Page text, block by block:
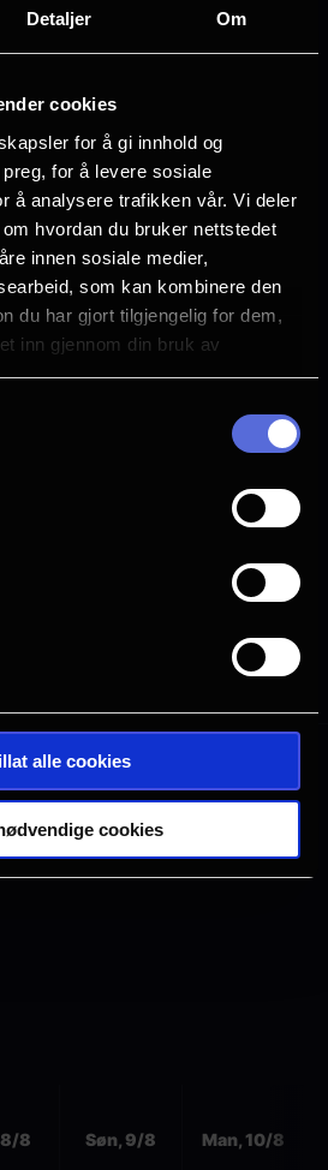
Detaljer Om
cookies
for å gi innhold og
for å levere sosiale
å analysere trafikken vår. Vi deler
hvordan du bruker nettstedet
innen sosiale medier,
som kan kombinere den
du har gjort tilgjengelig for dem,
inn gjennom din bruk av
alle cookies
cookies
selskap av fotosjef
Neil
S. Riegel,
B. Sheppard,
Baumann og komponist
en produksjon fra
og The Safran
av Craig Gillespie –
distribueres verden
Pictures, og får norsk
8/8 Søn, 9/8 Man, 10/8